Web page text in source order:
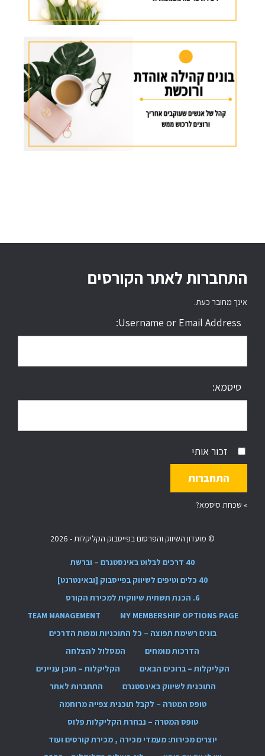
התחברות לאתר הקורסים
אינך מחובר כעת.
Username or Email Address:
סיסמא:
זכור אותי
» שכחת סיסמא?
© מועדון השיווק והפרסום בפייסבוק הקליקלות - 2026
40 דרכים לבלוט באינסטגרם – וברשת
40 כלים וטיפים לשיווק בפייסבוק [ובאינטרנט]
6. הכנת תשתית שיווקית למכירת הקורס
MY MEMBERSHIP OPTIONS PAGE
TEAM MANAGEMENT
בונים רשימת תפוצה – כל התוכניות ומפות הדרכים
הדרכות מומחים
המסלול להצלחה
הקליקלות – ברוכים הבאים
הקליקלות – תוכן עניינים
התוכנית לשיווק באינסטגרם
התחברות לאתר
טופס המטרה – לקבל תוכנית צפייה מרוחמה
טופס המטרה – נבחרת הקליקלות פלוס
יוצרים מכירות: מעמדי מכירה , מכירת קורסים ועוד